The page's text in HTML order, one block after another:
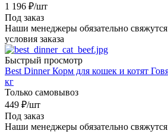
1 196 ₽/шт
Под заказ
Наши менеджеры обязательно
условия заказа
Быстрый просмотр
Best Dinner Корм для кошек и котят
кг
Только самовывоз
449 ₽/шт
Под заказ
Наши менеджеры обязательно